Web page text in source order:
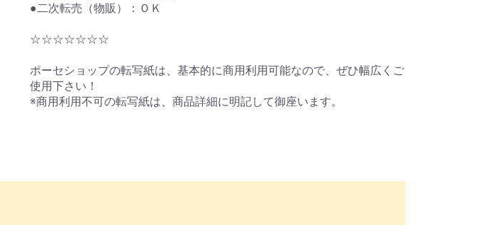
●二次転売（物販）：ＯＫ
☆☆☆☆☆☆☆
ポーセショップの転写紙は、基本的に商用利用可能なので、ぜひ幅広くご
使用下さい！
※商用利用不可の転写紙は、商品詳細に明記して御座います。